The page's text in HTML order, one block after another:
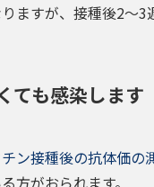
ますが、接種後2〜3
ても感染します
ン接種後の抗体価の
方がおられます。